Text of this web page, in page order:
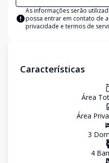
As informações serão
possa entrar em contato de
privacidade e termos de
Características
Área
Área
3
4